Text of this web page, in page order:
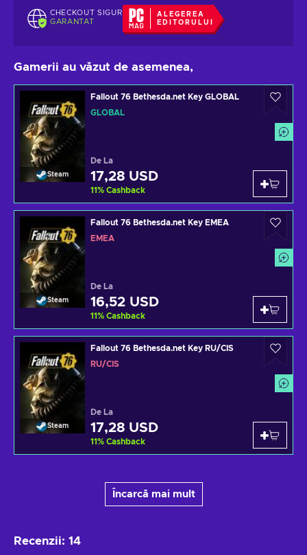
CHECKOUT SIGUR
GARANTAT
ALEGEREA
EDITORULUI
Gamerii au văzut de asemenea,
Steam
Fallout 76 Bethesda.net Key GLOBAL
GLOBAL
De La
17,28 USD
11% Cashback
Steam
Fallout 76 Bethesda.net Key EMEA
EMEA
De La
16,52 USD
11% Cashback
Steam
Fallout 76 Bethesda.net Key RU/CIS
RU/CIS
De La
17,28 USD
11% Cashback
Încarcă mai mult
Recenzii: 14